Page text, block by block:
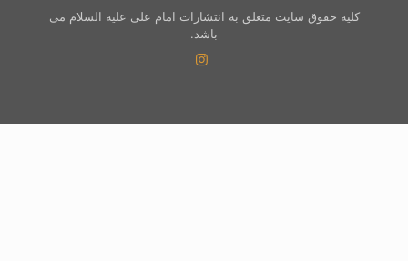
کلیه حقوق سایت متعلق به انتشارات امام علی علیه السلام می
باشد.